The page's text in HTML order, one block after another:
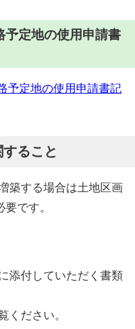
予定地の使用申請書
予定地の使用申請書記
ること
築する場合は土地区画
です。
添付していただく書類
ください。